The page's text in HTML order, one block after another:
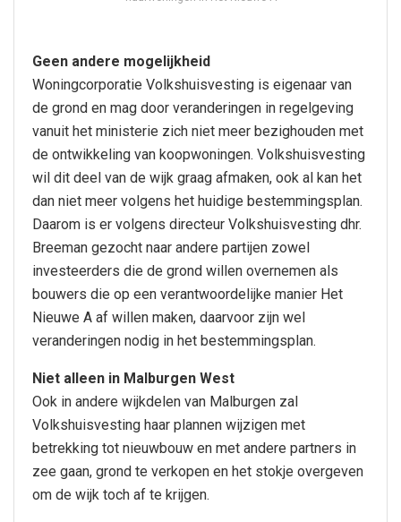
Geen andere mogelijkheid
Woningcorporatie Volkshuisvesting is eigenaar van
de grond en mag door veranderingen in regelgeving
vanuit het ministerie zich niet meer bezighouden met
de ontwikkeling van koopwoningen. Volkshuisvesting
wil dit deel van de wijk graag afmaken, ook al kan het
dan niet meer volgens het huidige bestemmingsplan.
Daarom is er volgens directeur Volkshuisvesting dhr.
Breeman gezocht naar andere partijen zowel
investeerders die de grond willen overnemen als
bouwers die op een verantwoordelijke manier Het
Nieuwe A af willen maken, daarvoor zijn wel
veranderingen nodig in het bestemmingsplan.
Niet alleen in Malburgen West
Ook in andere wijkdelen van Malburgen zal
Volkshuisvesting haar plannen wijzigen met
betrekking tot nieuwbouw en met andere partners in
zee gaan, grond te verkopen en het stokje overgeven
om de wijk toch af te krijgen.